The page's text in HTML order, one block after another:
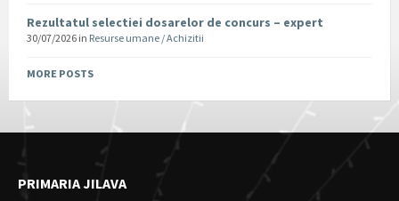
Rezultatul selectiei dosarelor de concurs – expert
30/07/2026 in Resurse umane / Achizitii
MORE POSTS
PRIMARIA JILAVA